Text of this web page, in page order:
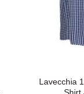
Lavecchia